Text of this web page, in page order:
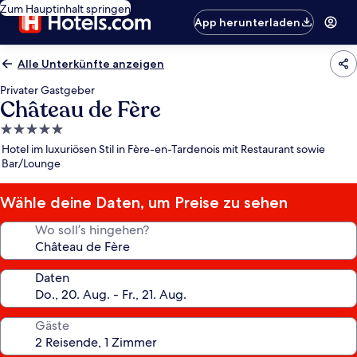
Zum Hauptinhalt springen
App herunterladen
Alle Unterkünfte anzeigen
Privater Gastgeber
Château de Fère
5.0-
Sterne-
Unterkunft
Hotel im luxuriösen Stil in Fère-en-Tardenois mit Restaurant sowie
Bar/Lounge
Wähle deine Daten, um Preise zu sehen
Wo soll’s hingehen?
Daten
Gäste